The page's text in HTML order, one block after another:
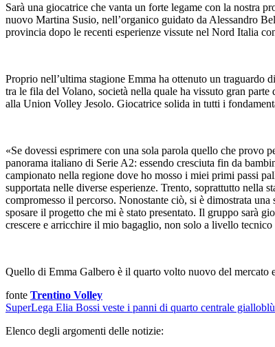
Sarà una giocatrice che vanta un forte legame con la nostra
nuovo Martina Susio, nell’organico guidato da Alessandro
provincia dopo le recenti esperienze vissute nel Nord Italia
Proprio nell’ultima stagione Emma ha ottenuto un traguardo
tra le fila del Volano, società nella quale ha vissuto gran
alla Union Volley Jesolo. Giocatrice solida in tutti i
«Se dovessi esprimere con una sola parola quello che provo
panorama italiano di Serie A2: essendo cresciuta fin da
campionato nella regione dove ho mosso i miei primi passi
supportata nelle diverse esperienze. Trento, soprattutto nella
compromesso il percorso. Nonostante ciò, si è dimostrata
sposare il progetto che mi è stato presentato. Il gruppo sarà
crescere e arricchire il mio bagaglio, non solo a livello tecnico
Quello di Emma Galbero è il quarto volto nuovo del
fonte Trentino Volley
SuperLega Elia Bossi veste i panni di quarto centrale gialloblù
Elenco degli argomenti delle notizie: